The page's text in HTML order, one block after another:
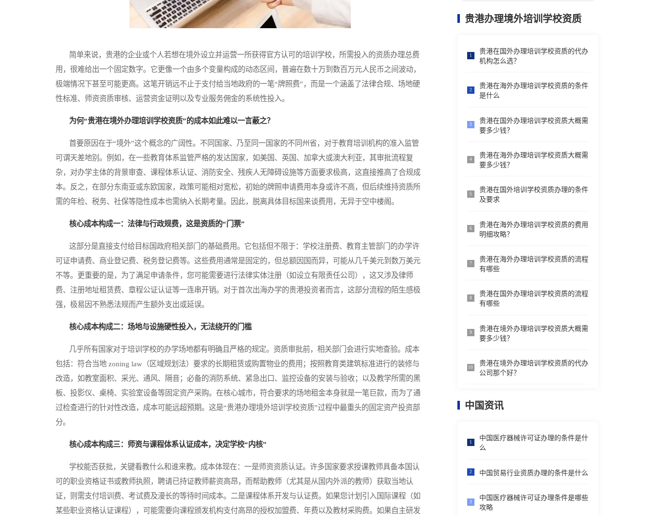
简单来说，贵港的企业或个人若想在境外设立并运营一所获得官方认可的培训学校，所需投入的资质办理总费
用，很难给出一个固定数字。它更像一个由多个变量构成的动态区间，普遍在数十万到数百万元人民币之间波动，
极端情况下甚至可能更高。这笔开销远不止于支付给当地政府的一笔“牌照费”，而是一个涵盖了法律合规、场地硬
性标准、师资资质审核、运营资金证明以及专业服务佣金的系统性投入。
为何“贵港在境外办理培训学校资质”的成本如此难以一言蔽之？
首要原因在于“境外”这个概念的广阔性。不同国家、乃至同一国家的不同州省，对于教育培训机构的准入监管
可谓天差地别。例如，在一些教育体系监管严格的发达国家，如美国、英国、加拿大或澳大利亚，其审批流程复
杂，对办学主体的背景审查、课程体系认证、消防安全、残疾人无障碍设施等方面要求极高，这直接推高了合规成
本。反之，在部分东南亚或东欧国家，政策可能相对宽松，初始的牌照申请费用本身或许不高，但后续维持资质所
需的年检、税务、社保等隐性成本也需纳入长期考量。因此，脱离具体目标国来谈费用，无异于空中楼阁。
核心成本构成一：法律与行政规费，这是资质的“门票”
这部分是直接支付给目标国政府相关部门的基础费用。它包括但不限于：学校注册费、教育主管部门的办学许
可证申请费、商业登记费、税务登记费等。这些费用通常是固定的，但总额因国而异，可能从几千美元到数万美元
不等。更重要的是，为了满足申请条件，您可能需要进行法律实体注册（如设立有限责任公司），这又涉及律师
费、注册地址租赁费、章程公证认证等一连串开销。对于首次出海办学的贵港投资者而言，这部分流程的陌生感极
强，极易因不熟悉法规而产生额外支出或延误。
核心成本构成二：场地与设施硬性投入，无法绕开的门槛
几乎所有国家对于培训学校的办学场地都有明确且严格的规定。资质审批前，相关部门会进行实地查验。成本
包括：符合当地 zoning law（区域规划法）要求的长期租赁或购置物业的费用；按照教育类建筑标准进行的装修与
改造，如教室面积、采光、通风、隔音；必备的消防系统、紧急出口、监控设备的安装与验收；以及教学所需的黑
板、投影仪、桌椅、实验室设备等固定资产采购。在核心城市，符合要求的场地租金本身就是一笔巨款，而为了通
过检查进行的针对性改造，成本可能远超预期。这是“贵港办理境外培训学校资质”过程中最重头的固定资产投资部
分。
核心成本构成三：师资与课程体系认证成本，决定学校“内核”
学校能否获批，关键看教什么和谁来教。成本体现在：一是师资资质认证。许多国家要求授课教师具备本国认
可的职业资格证书或教师执照，聘请已持证教师薪资高昂，而帮助教师（尤其是从国内外派的教师）获取当地认
证，则需支付培训费、考试费及漫长的等待时间成本。二是课程体系开发与认证费。如果您计划引入国际课程（如
某些职业资格认证课程），可能需要向课程颁发机构支付高昂的授权加盟费、年费以及教材采购费。如果自主研发
贵港办理境外培训学校资质
1
贵港在国外办理培训学校资质的代办
机构怎么选？
2
贵港在海外办理培训学校资质的条件
是什么
3
贵港在国外办理培训学校资质大概需
要多少钱？
4
贵港在海外办理培训学校资质大概需
要多少钱？
5
贵港在国外培训学校资质办理的条件
及要求
6
贵港在海外办理培训学校资质的费用
明细攻略？
7
贵港在海外办理培训学校资质的流程
有哪些
8
贵港在国外办理培训学校资质的流程
有哪些
9
贵港在境外办理培训学校资质大概需
要多少钱？
10
贵港在境外办理培训学校资质的代办
公司那个好？
中国资讯
1
中国医疗器械许可证办理的条件是什
么
2 中国贸易行业资质办理的条件是什么
3
中国医疗器械许可证办理条件是哪些
攻略